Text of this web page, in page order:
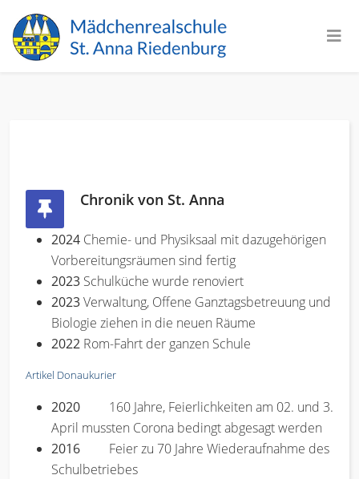
Chronik von St. Anna
2024 Chemie- und Physiksaal mit dazugehörigen
Vorbereitungsräumen sind fertig
2023 Schulküche wurde renoviert
2023Verwaltung, Offene Ganztagsbetreuung und
Biologie ziehen in die neuen Räume
2022 Rom-Fahrt der ganzen Schule
Artikel Donaukurier
2020
160 Jahre, Feierlichkeiten am 02. und 3.
April mussten Corona bedingt abgesagt werden
2016 Feier zu 70 Jahre Wiederaufnahme des
Schulbetriebes